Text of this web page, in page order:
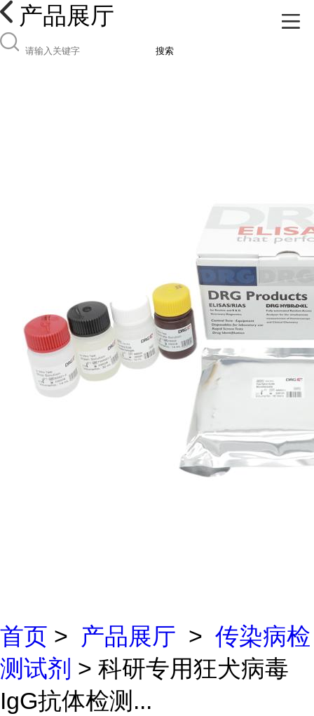
产品展厅
搜索
首页 > 产品展厅 > 传染病检
测试剂 > 科研专用狂犬病毒
IgG抗体检测...